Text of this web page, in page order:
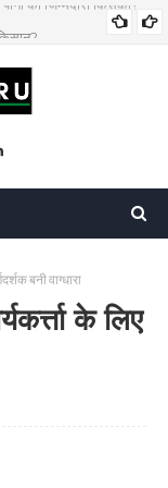
बनी वाग्धारा
के लिए